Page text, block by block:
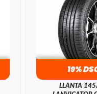
19%
LLANTA